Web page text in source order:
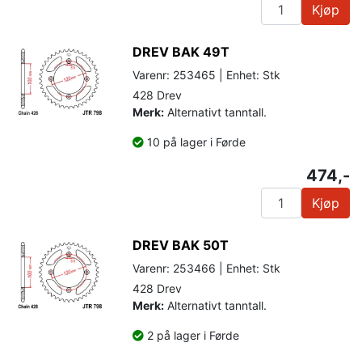
Kjøp
DREV BAK 49T
Varenr: 253465 | Enhet: Stk
428 Drev
Merk: Alternativt tanntall.
10 på lager i Førde
474,-
Kjøp
DREV BAK 50T
Varenr: 253466 | Enhet: Stk
428 Drev
Merk: Alternativt tanntall.
2 på lager i Førde